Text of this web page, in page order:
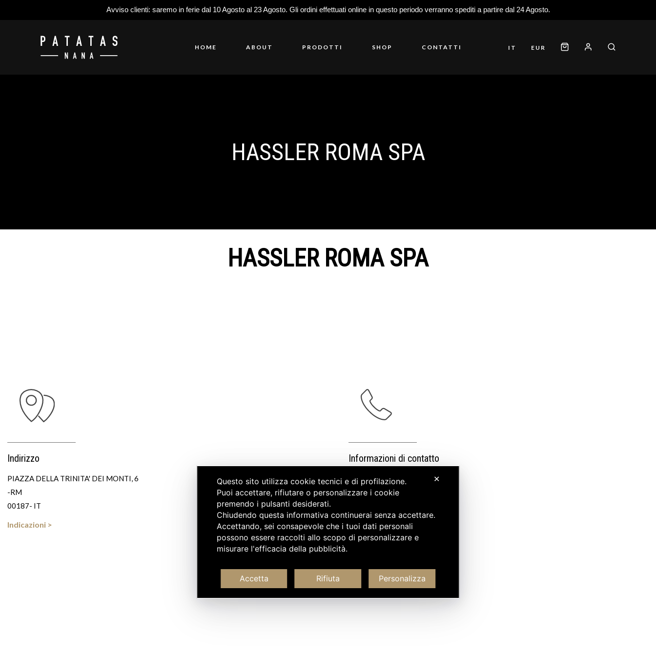
Avviso clienti: saremo in ferie dal 10 Agosto al 23 Agosto. Gli ordini effettuati online in questo periodo verranno spediti a partire dal 24 Agosto.
HOME ABOUT PRODOTTI SHOP CONTATTI IT EUR
HASSLER ROMA SPA
HASSLER ROMA SPA
Indirizzo
PIAZZA DELLA TRINITA' DEI MONTI, 6
-RM
00187- IT
Indicazioni >
Informazioni di contatto
✕
Questo sito utilizza cookie tecnici e di profilazione.
Puoi accettare, rifiutare o personalizzare i cookie
premendo i pulsanti desiderati.
Chiudendo questa informativa continuerai senza accettare.
Accettando, sei consapevole che i tuoi dati personali
possono essere raccolti allo scopo di personalizzare e
misurare l'efficacia della pubblicità.
Accetta Rifiuta Personalizza